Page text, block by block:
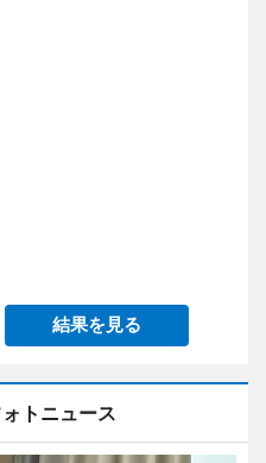
結果を見る
トニュース